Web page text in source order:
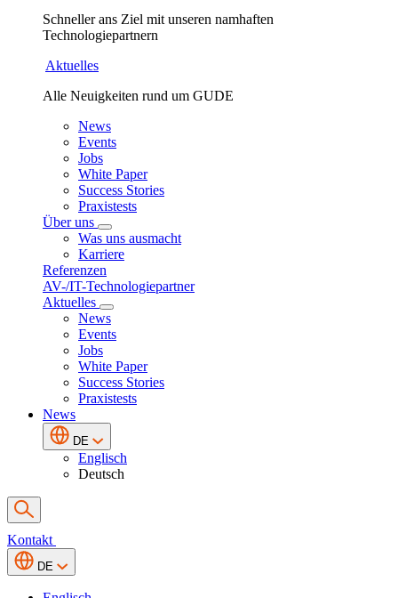
Schneller ans Ziel mit unseren namhaften
Technologiepartnern
Aktuelles
Alle Neuigkeiten rund um GUDE
News
Events
Jobs
White Paper
Success Stories
Praxistests
Über uns
Was uns ausmacht
Karriere
Referenzen
AV-/IT-Technologiepartner
Aktuelles
News
Events
Jobs
White Paper
Success Stories
Praxistests
News
DE
Englisch
Deutsch
Kontakt
DE